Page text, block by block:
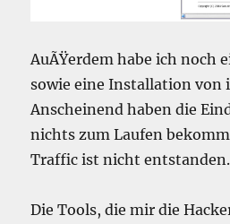
AuÃŸerdem habe ich noch
sowie eine Installation von
Anscheinend haben die
nichts zum Laufen
Traffic ist nicht entstanden.
Die Tools, die mir die